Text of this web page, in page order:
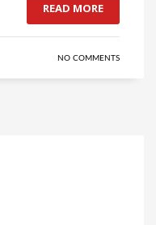
READ MORE
NO COMMENTS